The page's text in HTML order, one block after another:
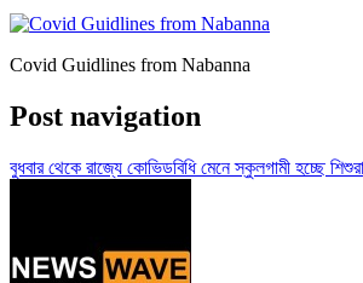
Covid Guidlines from Nabanna
Post navigation
বুধবার থেকে রাজ্যে কোভিডবিধি মেনে স্কুলগামী হচ্ছে